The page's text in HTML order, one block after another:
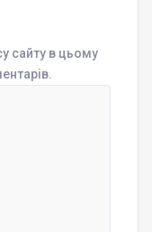
сайту в цьому